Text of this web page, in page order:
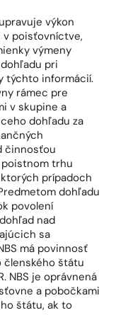
výkon
poisťovníctve,
výmeny
pri
týchto informácií.
rámec pre
v skupine a
dohľadu za
činnosťou
trhu
prípadoch
dohľadu
povolení
nad
sa
má povinnosť
členského štátu
NBS je oprávnená
a pobočkami
štátu, ak to